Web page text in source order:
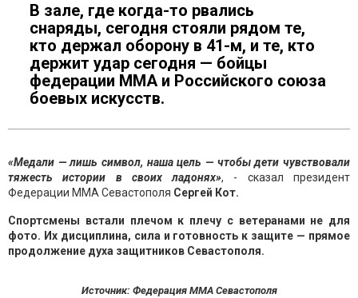
В зале, где когда-то рвались
снаряды, сегодня стояли рядом те,
кто держал оборону в 41-м, и те, кто
держит удар сегодня — бойцы
федерации ММА и Российского союза
боевых искусств.
«Медали — лишь символ, наша цель — чтобы дети чувствовали
тяжесть истории в своих ладонях», - сказал президент
Федерации ММА Севастополя Сергей Кот.
Спортсмены встали плечом к плечу с ветеранами не для
фото. Их дисциплина, сила и готовность к защите — прямое
продолжение духа защитников Севастополя.
Источник: Федерация ММА Севастополя